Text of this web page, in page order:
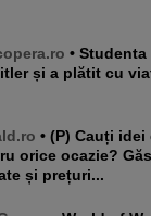
• Studenta care a sfidat regimul
și a plătit cu
• (P) Cauți idei de cadouri rafinate
orice ocazie?
și prețuri...